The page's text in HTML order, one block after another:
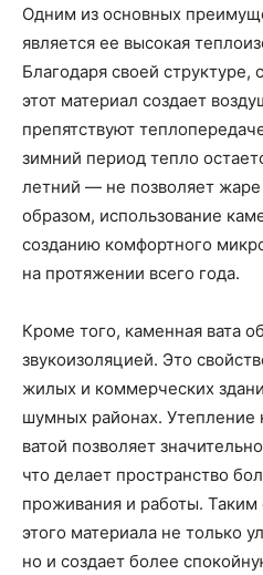
Одним из основных
является ее высокая
Благодаря своей структуре,
этот материал создает
препятствуют
зимний период тепло
летний — не позволяет жаре
образом, использование
созданию комфортного
на протяжении всего года.
Кроме того, каменная вата
звукоизоляцией. Это
жилых и коммерческих
шумных районах.
ватой позволяет
что делает пространство
проживания и работы. Таким
этого материала не только
но и создает более